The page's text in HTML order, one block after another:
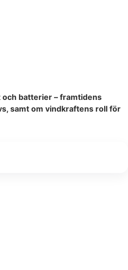
och batterier – framtidens
samt om vindkraftens roll för